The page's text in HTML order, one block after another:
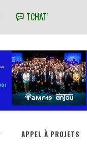
TCHAT'
APPEL À PROJETS